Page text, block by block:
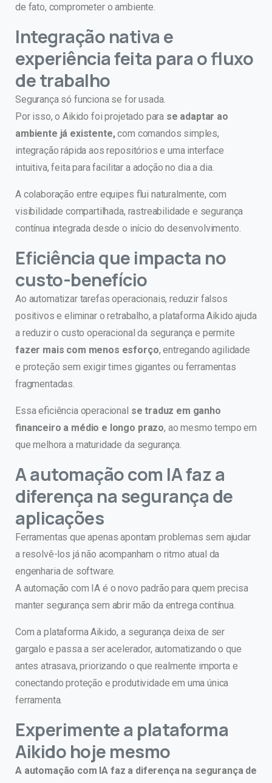
de fato, comprometer o ambiente.
Integração nativa e
experiência feita para o fluxo
de trabalho
Segurança só funciona se for usada.
Por isso, o Aikido foi projetado para se adaptar ao
ambiente já existente,com comandos simples,
integração rápida aos repositórios e uma interface
intuitiva, feita para facilitar a adoção no dia a dia.
A colaboração entre equipes flui naturalmente, com
visibilidade compartilhada, rastreabilidade e segurança
contínua integrada desde o início do desenvolvimento.
Eficiência que impacta no
custo-benefício
Ao automatizar tarefas operacionais, reduzir falsos
positivos e eliminar o retrabalho, a plataforma Aikido ajuda
a reduzir o custo operacional da segurança e permite
fazer mais com menos esforço, entregando agilidade
e proteção sem exigir times gigantes ou ferramentas
fragmentadas.
Essa eficiência operacional se traduz em ganho
financeiro a médio e longo prazo, ao mesmo tempo em
que melhora a maturidade da segurança.
A automação com IA faz a
diferença na segurança de
aplicações
Ferramentas que apenas apontam problemas sem ajudar
a resolvê-los já não acompanham o ritmo atual da
engenharia de software.
A automação com IA é o novo padrão para quem precisa
manter segurança sem abrir mão da entrega contínua.
Com a plataforma Aikido, a segurança deixa de ser
gargalo e passa a ser acelerador, automatizando o que
antes atrasava, priorizando o que realmente importa e
conectando proteção e produtividade em uma única
ferramenta.
Experimente a plataforma
Aikido hoje mesmo
A automação com IA faz a diferença na segurança de